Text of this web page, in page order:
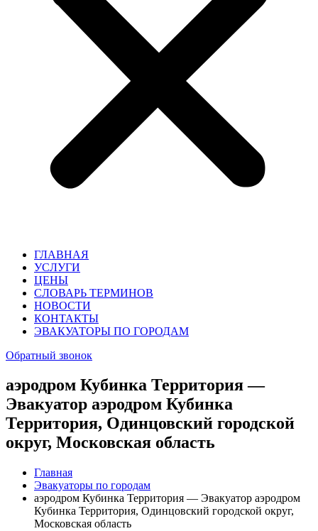
ГЛАВНАЯ
УСЛУГИ
ЦЕНЫ
СЛОВАРЬ ТЕРМИНОВ
НОВОСТИ
КОНТАКТЫ
ЭВАКУАТОРЫ ПО ГОРОДАМ
Обратный звонок
аэродром Кубинка Территория —
Эвакуатор аэродром Кубинка
Территория, Одинцовский городской
округ, Московская область
Главная
Эвакуаторы по городам
аэродром Кубинка Территория — Эвакуатор аэродром
Кубинка Территория, Одинцовский городской округ,
Московская область